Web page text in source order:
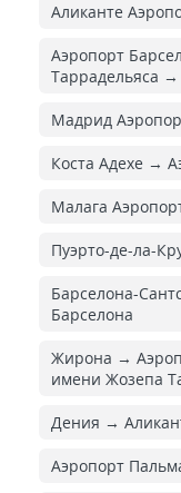
Аликанте
Аэропорт
Таррадельяса
Мадрид
Коста Адехе →
Малага
Пуэрто-де-ла-
Барселона-
Барселона
Жирона →
имени Жозепа
Дения →
Аэропорт